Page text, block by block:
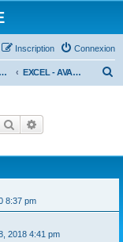
Connexion
Inscription
QUESTIONS EXCEL EXCEL - AVANCÉ
Rechercher
8:37 pm
2018 4:41 pm